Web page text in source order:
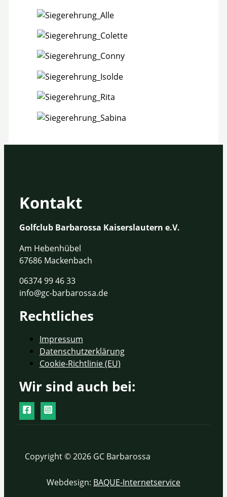
Kontakt
Golfclub Barbarossa Kaiserslautern e.V.
Am Hebenhübel
67686 Mackenbach
06374 99 46 33
info@gc-barbarossa.de
Rechtliches
Impressum
Datenschutzerklärung
Cookie-Richtlinie (EU)
Wir sind auch bei:
Copyright © 2026 GC Barbarossa
Webdesign: BAQUE-Internetservice